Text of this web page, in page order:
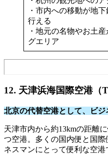
・市内への移動が地
行える
・地元の名物やお土
グエリア
12. 天津浜海国際空港（
北京の代替空港として、ビ
天津市内から約13kmの距離
つ空港。多くの国内便と国
ネスマンにとって便利な空港